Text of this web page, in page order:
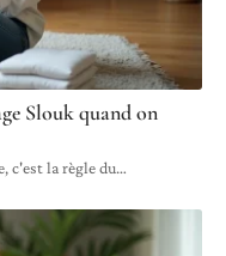
Slouk quand on
c'est la règle du…